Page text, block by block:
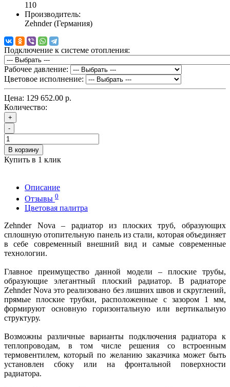
110
Производитель:
Zehnder (Германия)
Подключение к системе отопления:
Рабочее давление:
Цветовое исполнение:
Цена: 129 652.00 р.
Количество:
+
-
В корзину
Купить в 1 клик
Описание
Отзывы 0
Цветовая палитра
Zehnder Nova – радиатор из плоских труб, образующих
сплошную отопительную панель из стали, которая объединяет
в себе современный внешний вид и самые современные
технологии.
Главное преимущество данной модели – плоские трубы,
образующие элегантный плоский радиатор. В радиаторе
Zehnder Nova это реализовано без лишних швов и скруглений,
прямые плоские трубки, расположенные с зазором 1 мм,
формируют основную горизонтальную или вертикальную
структуру.
Возможны различные варианты подключения радиатора к
теплопроводам, в том числе решения со встроенным
термовентилем, который по желанию заказчика может быть
установлен сбоку или на фронтальной поверхности
радиатора.